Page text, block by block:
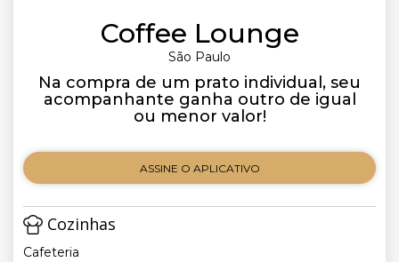
Coffee Lounge
São Paulo
Na compra de um prato individual, seu
acompanhante ganha outro de igual
ou menor valor!
ASSINE O APLICATIVO
Cozinhas
Cafeteria